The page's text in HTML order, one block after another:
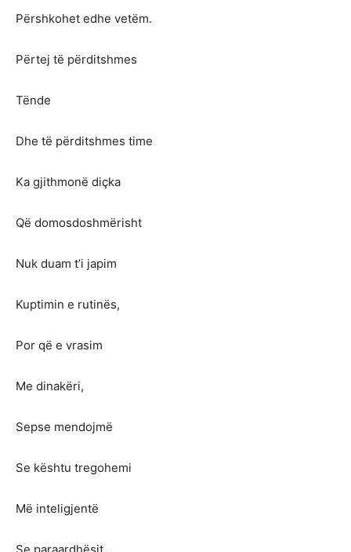
Përshkohet edhe vetëm.
Përtej të përditshmes
Tënde
Dhe të përditshmes time
Ka gjithmonë diçka
Që domosdoshmërisht
Nuk duam t’i japim
Kuptimin e rutinës,
Por që e vrasim
Me dinakëri,
Sepse mendojmë
Se kështu tregohemi
Më inteligjentë